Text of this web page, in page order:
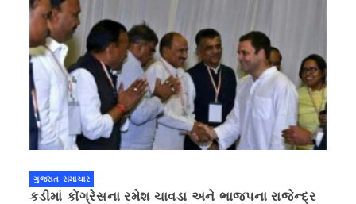
ગુજરાત સમાચાર
કડીમાં કોંગ્રેસના રમેશ ચાવડા અને ભાજપના રાજેન્દ્ર